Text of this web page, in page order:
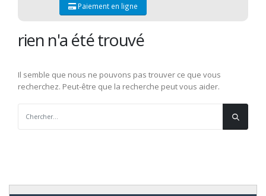
Paiement en ligne
rien n'a été trouvé
Il semble que nous ne pouvons pas trouver ce que vous
recherchez. Peut-être que la recherche peut vous aider.